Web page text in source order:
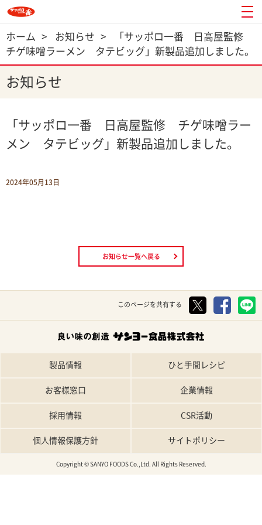
ホーム > お知らせ >
「サッポロ一番 日高屋監修
チゲ味噌ラーメン タテビッグ」新製品追加しました。
お知らせ
「サッポロ一番 日高屋監修 チゲ味噌ラー
メン タテビッグ」新製品追加しました。
2024年05月13日
お知らせ一覧へ戻る
このページを共有する
製品情報 ひと手間レシピ
お客様窓口 企業情報
採用情報 CSR活動
個人情報保護方針 サイトポリシー
Copyright © SANYO FOODS Co.,Ltd. All Rights Reserved.